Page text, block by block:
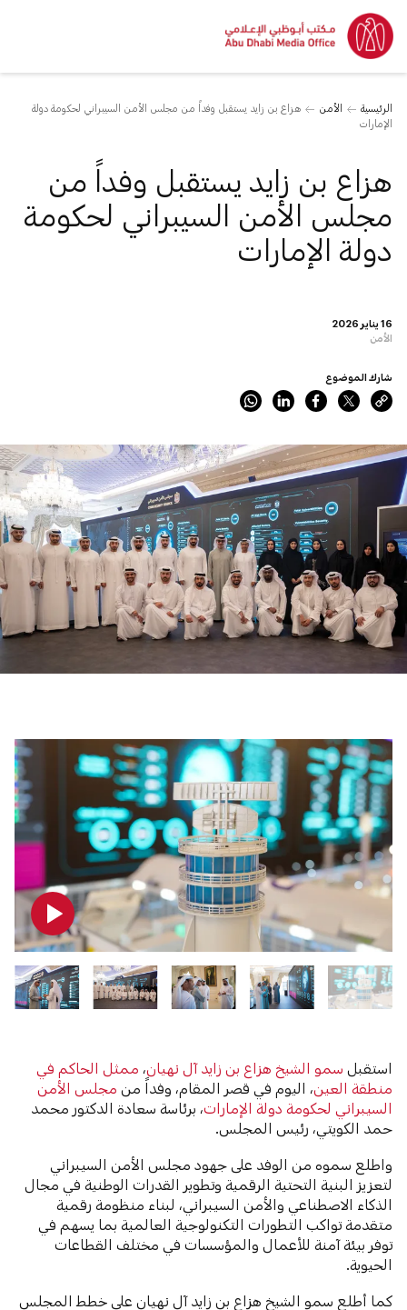
الرئيسية الأمن
هزاع بن زايد يستقبل وفداً من مجلس الأمن السيبراني لحكومة دولة
الإمارات
16 يناير 2026
الأمن
هزاع بن زايد يستقبل وفداً من
مجلس الأمن السيبراني لحكومة
دولة الإمارات
شارك الموضوع
استقبل سمو الشيخ هزاع بن زايد آل نهيان، ممثل الحاكم في
منطقة العين، اليوم في قصر المقام، وفداً من مجلس الأمن
السيبراني لحكومة دولة الإمارات، برئاسة سعادة الدكتور محمد
حمد الكويتي، رئيس المجلس.
واطلع سموه من الوفد على جهود مجلس الأمن السيبراني
لتعزيز البنية التحتية الرقمية وتطوير القدرات الوطنية في مجال
الذكاء الاصطناعي والأمن السيبراني، لبناء منظومة رقمية
متقدمة تواكب التطورات التكنولوجية العالمية بما يسهم في
توفر بيئة آمنة للأعمال والمؤسسات في مختلف القطاعات
الحيوية.
كما أطلع سمو الشيخ هزاع بن زايد آل نهيان على خطط المجلس